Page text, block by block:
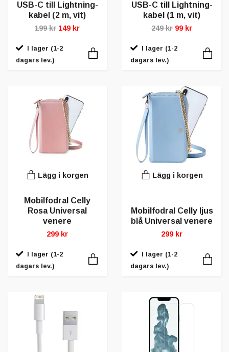
USB-C till Lightning-
kabel (2 m, vit)
199 kr 149 kr
I lager (1-2
dagars lev.)
USB-C till Lightning-
kabel (1 m, vit)
249 kr 99 kr
I lager (1-2
dagars lev.)
Lägg i korgen
Mobilfodral Celly
Rosa Universal
venere
299 kr
I lager (1-2
dagars lev.)
Lägg i korgen
Mobilfodral Celly ljus
blå Universal venere
299 kr
I lager (1-2
dagars lev.)